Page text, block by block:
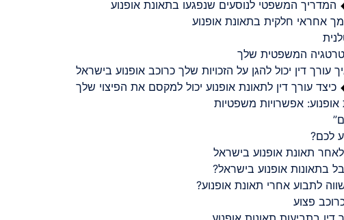
המדריך המשפטי לנוסעים שנפגעו בתאונת אופנוע
אחראי חלקית בתאונת אופנוע
המשפטית שלך
עורך דין יכול להגן על הזכויות שלך כרוכב אופנוע בישראל
כיצד עורך דין לתאונת אופנוע יכול למקסם את הפיצוי שלך
אפשרויות משפטיות
לכם?
תאונת אופנוע בישראל
בתאונות אופנוע בישראל?
לתבוע אחרי תאונת אופנוע?
פצוע